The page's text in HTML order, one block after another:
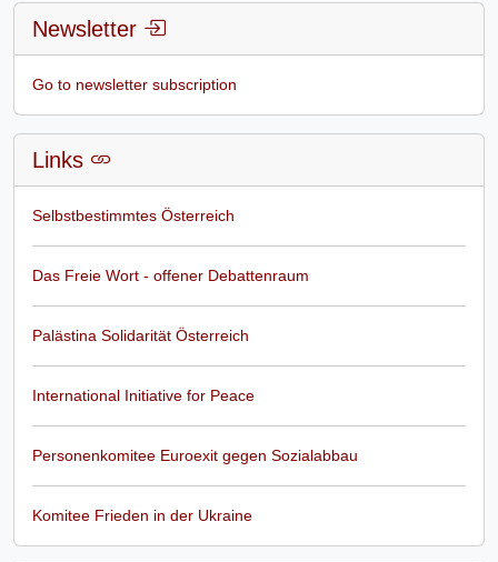
Newsletter
Go to newsletter subscription
Links
Selbstbestimmtes Österreich
Das Freie Wort - offener Debattenraum
Palästina Solidarität Österreich
International Initiative for Peace
Personenkomitee Euroexit gegen Sozialabbau
Komitee Frieden in der Ukraine